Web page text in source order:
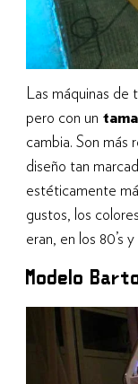
Las máquinas de
pero con un
cambia. Son más
diseño tan
estéticamente
gustos, los
eran, en los 80’s
Modelo